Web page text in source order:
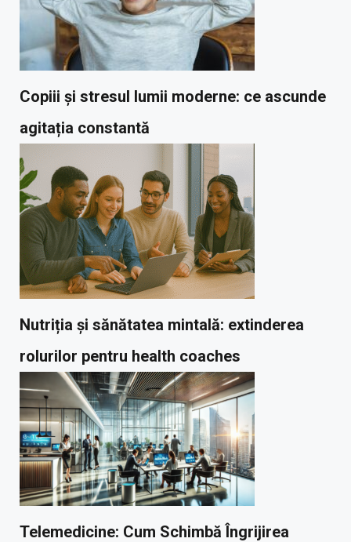
Copiii și stresul lumii moderne: ce ascunde
agitația constantă
Nutriția și sănătatea mintală: extinderea
rolurilor pentru health coaches
Telemedicine: Cum Schimbă Îngrijirea